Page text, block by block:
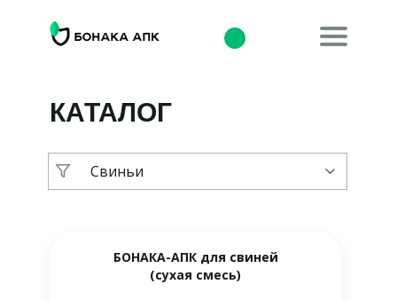
Свиньи
КАТАЛОГ
БОНАКА-АПК для свиней
(сухая смесь)